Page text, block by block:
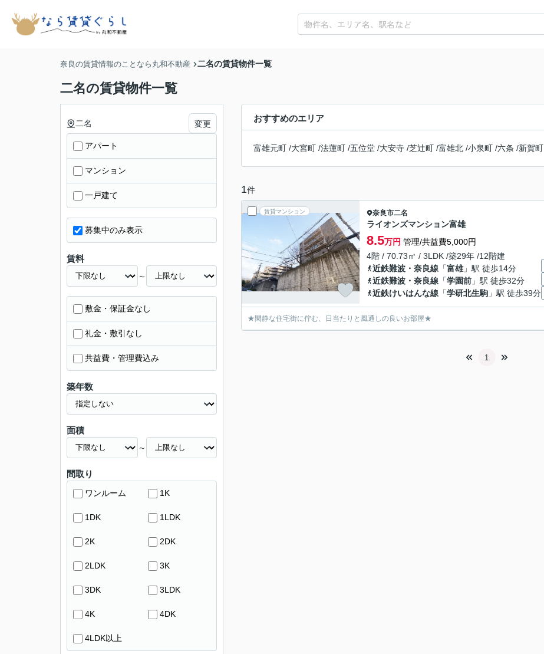
奈良の賃貸情報のことなら丸和不動産 二名の賃貸物件一覧
二名の賃貸物件一覧
おすすめのエリア
富雄元町 /大宮町 /法蓮町 /五位堂 /大安寺 /芝辻町 /富雄北 /小泉町 /六条 /新賀町
1件
賃貸マンション 奈良市二名
ライオンズマンション富雄
8.5万円 管理/共益費5,000円
4階 / 70.73㎡ / 3LDK /築29年 /12階建
近鉄難波・奈良線 「富雄」駅 徒歩14分
近鉄難波・奈良線 「学園前 」駅 徒歩32分
近鉄けいはんな線 「学研北生駒 」駅 徒歩39分
★閑静な住宅街に佇む、日当たりと風通しの良いお部屋★
1
二名 変更
アパート
マンション
一戸建て
募集中のみ表示
賃料
～
敷金・保証金なし
礼金・敷引なし
共益費・管理費込み
築年数
面積
～
間取り
ワンルーム 1K
1DK 1LDK
2K 2DK
2LDK 3K
3DK 3LDK
4K 4DK
4LDK以上